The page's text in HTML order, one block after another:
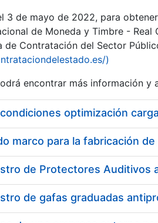
Ocultar
Ocultar
Ocultar
3 de mayo de 2022, para
de Moneda y Timbre -
de Contratación del Sector
)
encontrar más información y
optimización
marco para la fabricación de